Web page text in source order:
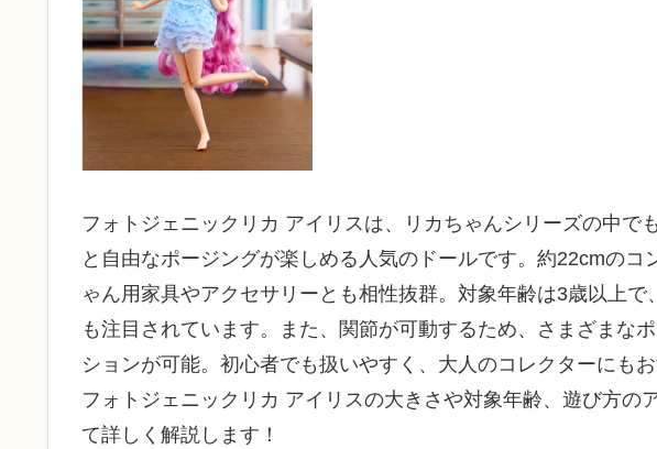
フォトジェニックリカ アイリスは、リカちゃんシリーズの中で
と自由なポージングが楽しめる人気のドールです。約22cmのコ
ゃん用家具やアクセサリーとも相性抜群。対象年齢は3歳以上
も注目されています。また、関節が可動するため、さまざまな
ションが可能。初心者でも扱いやすく、大人のコレクターにも
フォトジェニックリカ アイリスの大きさや対象年齢、遊び方の
て詳しく解説します！